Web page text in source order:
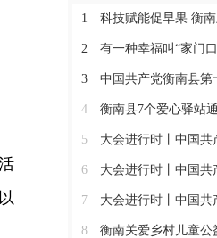
1 科技赋能促早果 衡南土枇
2 有一种幸福叫“家门口就业” | 永乐百货
3 中国共产党衡南县第十四届纪律检查委员会第
4 衡南县7个爱心驿站
5 大会进行时丨中国共产党衡南县第
6 大会进行时丨中国共产党衡南县第十四
7 大会进行时丨中国共产党衡南县第十四
8 衡南关爱乡村儿童公